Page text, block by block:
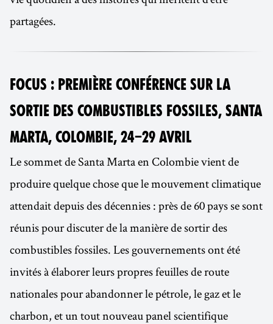
partagées.
FOCUS : PREMIÈRE CONFÉRENCE SUR LA
SORTIE DES COMBUSTIBLES FOSSILES, SANTA
MARTA, COLOMBIE, 24–29 AVRIL
Le sommet de Santa Marta en Colombie vient de
produire quelque chose que le mouvement climatique
attendait depuis des décennies : près de 60 pays se sont
réunis pour discuter de la manière de sortir des
combustibles fossiles. Les gouvernements ont été
invités à élaborer leurs propres feuilles de route
nationales pour abandonner le pétrole, le gaz et le
charbon, et un tout nouveau panel scientifique